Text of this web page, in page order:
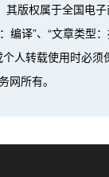
其版权属于全国电
编译”、“文章类
人转载使用时必
网所有。